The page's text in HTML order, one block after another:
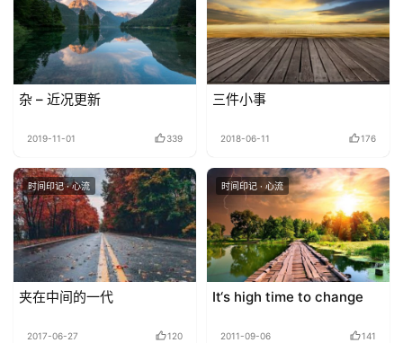
杂 – 近况更新
2019-11-01 339
三件小事
2018-06-11 176
时间印记 · 心流
夹在中间的一代
2017-06-27 120
时间印记 · 心流
It‘s high time to change
2011-09-06 141